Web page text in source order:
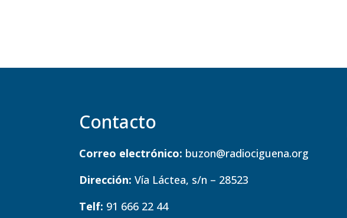
Contacto
Correo electrónico: buzon@radiociguena.org
Dirección: Vía Láctea, s/n – 28523
Telf: 91 666 22 44